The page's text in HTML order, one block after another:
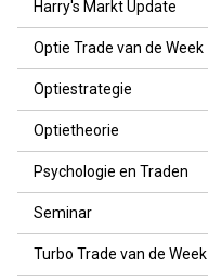
Harry's Markt Update
Optie Trade van de Week
Optiestrategie
Optietheorie
Psychologie en Traden
Seminar
Turbo Trade van de Week